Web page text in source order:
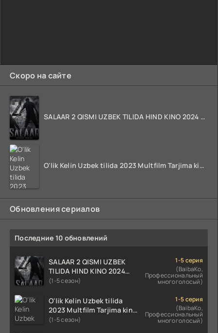
Скоро на сайте
SALAAR 2 QISMI UZBEK TILIDA HIND KINO 2024 TARJIMA 720p HD Skachat
O'lik Kelin Uzbek tilida 2023 Multfilm Tarjima kino skachat
Обновления сериалов
Последние 10 обновлений
SALAAR 2 QISMI UZBEK
TILIDA HIND KINO 2024
TARJIMA 720p HD Skachat
(1-5 сезон)
1-5 серия
(BaibaKo,
Профессиональный
многоголосый)
O'lik Kelin Uzbek tilida
2023 Multfilm Tarjima kino
skachat
(1-5 сезон)
1-5 серия
(BaibaKo,
Профессиональный
многоголосый)